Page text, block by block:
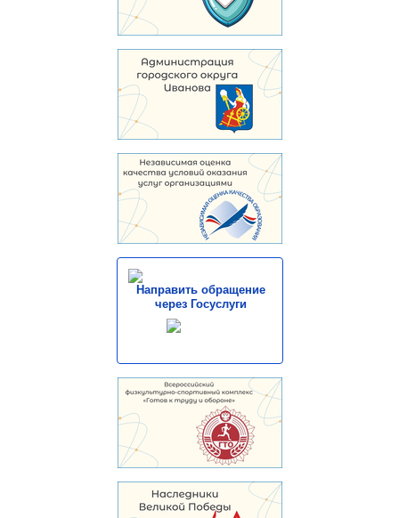
Направить обращение
через Госуслуги